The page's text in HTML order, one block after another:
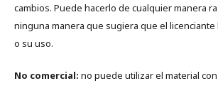
cambios. Puede hacerlo de cualquier manera
ninguna manera que sugiera que el
o su uso.
No comercial: no puede utilizar el material